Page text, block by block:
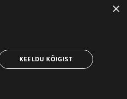
Kontaktid
×
KEELDU KÕIGIST